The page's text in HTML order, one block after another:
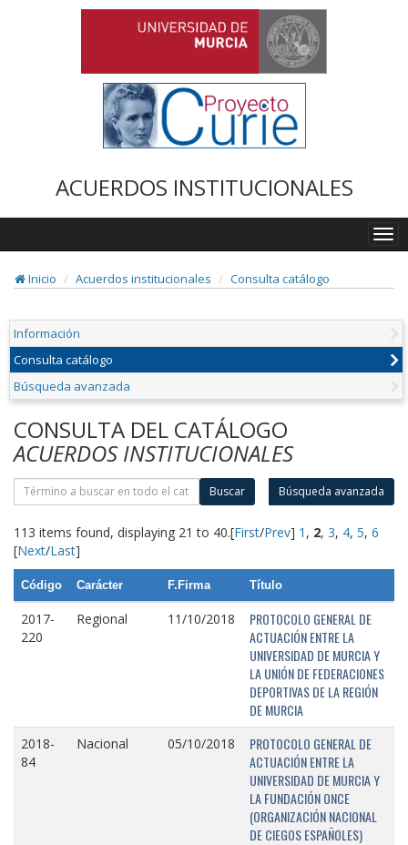
ACUERDOS INSTITUCIONALES
Inicio
Acuerdos institucionales Consulta catálogo
Información
Consulta catálogo
Búsqueda avanzada
CONSULTA DEL CATÁLOGO
ACUERDOS INSTITUCIONALES
Buscar Búsqueda avanzada
113 items found, displaying 21 to 40.[First/Prev] 1 , 2, 3, 4, 5, 6
[Next/Last]
Código Carácter F.Firma Título
2017-
220
Regional 11/10/2018
PROTOCOLO GENERAL DE
ACTUACIÓN ENTRE LA
UNIVERSIDAD DE MURCIA Y
LA UNIÓN DE FEDERACIONES
DEPORTIVAS DE LA REGIÓN
DE MURCIA
2018-
84
Nacional 05/10/2018
PROTOCOLO GENERAL DE
ACTUACIÓN ENTRE LA
UNIVERSIDAD DE MURCIA Y
LA FUNDACIÓN ONCE
(ORGANIZACIÓN NACIONAL
DE CIEGOS ESPAÑOLES)